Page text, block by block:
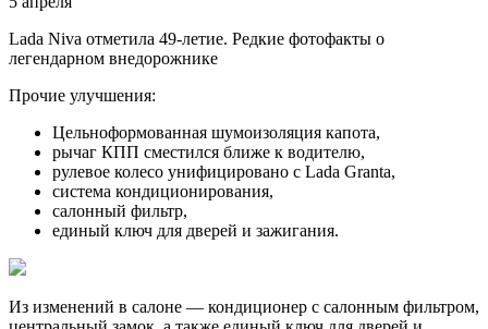
Lada Niva отметила 49-летие. Редкие фотофакты о
легендарном внедорожнике
Прочие улучшения:
Цельноформованная шумоизоляция капота,
рычаг КПП сместился ближе к водителю,
рулевое колесо унифицировано с Lada Granta,
система кондиционирования,
салонный фильтр,
единый ключ для дверей и зажигания.
Из изменений в салоне — кондиционер с салонным фильтром,